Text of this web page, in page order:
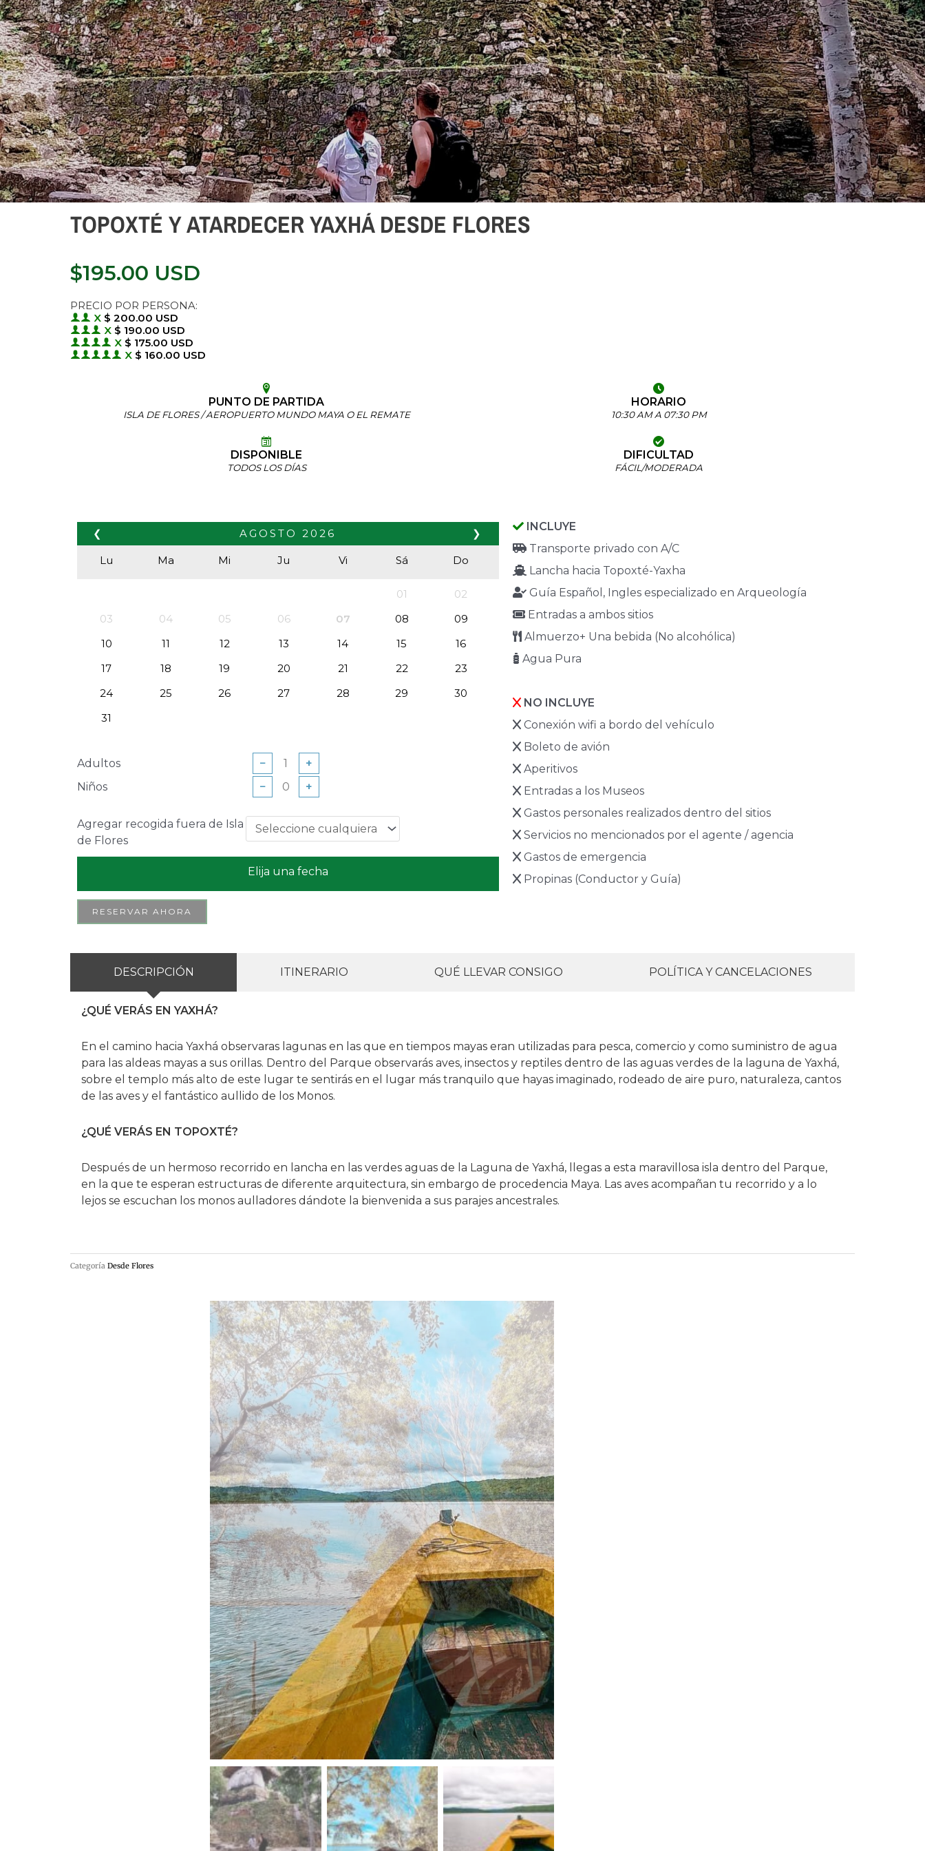
TOPOXTÉ Y ATARDECER YAXHÁ DESDE FLORES
$195.00 USD
PRECIO POR PERSONA:
X $ 200.00 USD
X $ 190.00 USD
X $ 175.00 USD
X $ 160.00 USD
PUNTO DE PARTIDA
ISLA DE FLORES / AEROPUERTO MUNDO MAYA O EL REMATE
HORARIO
10:30 AM A 07:30 PM
DISPONIBLE
TODOS LOS DÍAS
DIFICULTAD
FÁCIL/MODERADA
❮ ❯
AGOSTO 2026
Lu Ma Mi Ju Vi Sá Do
01
02
03
04 05 06 07 08
09
10
11 12 13 14 15
16
17
18 19 20 21 22
23
24
25 26 27 28 29
30
31
Adultos −
+
Niños
− +
Agregar recogida fuera de Isla
de Flores
Elija una fecha
RESERVAR AHORA
INCLUYE
Transporte privado con A/C
Lancha hacia Topoxté-Yaxha
Guía Español, Ingles especializado en Arqueología
Entradas a ambos sitios
Almuerzo+ Una bebida (No alcohólica)
Agua Pura
NO INCLUYE
Conexión wifi a bordo del vehículo
Boleto de avión
Aperitivos
Entradas a los Museos
Gastos personales realizados dentro del sitios
Servicios no mencionados por el agente / agencia
Gastos de emergencia
Propinas (Conductor y Guía)
DESCRIPCIÓN ITINERARIO QUÉ LLEVAR CONSIGO POLÍTICA Y CANCELACIONES
¿QUÉ VERÁS EN YAXHÁ?
En el camino hacia Yaxhá observaras lagunas en las que en tiempos mayas eran utilizadas para pesca, comercio y como suministro de agua
para las aldeas mayas a sus orillas. Dentro del Parque observarás aves, insectos y reptiles dentro de las aguas verdes de la laguna de Yaxhá,
sobre el templo más alto de este lugar te sentirás en el lugar más tranquilo que hayas imaginado, rodeado de aire puro, naturaleza, cantos
de las aves y el fantástico aullido de los Monos.
¿QUÉ VERÁS EN TOPOXTÉ?
Después de un hermoso recorrido en lancha en las verdes aguas de la Laguna de Yaxhá, llegas a esta maravillosa isla dentro del Parque,
en la que te esperan estructuras de diferente arquitectura, sin embargo de procedencia Maya. Las aves acompañan tu recorrido y a lo
lejos se escuchan los monos aulladores dándote la bienvenida a sus parajes ancestrales.
Categoría Desde Flores